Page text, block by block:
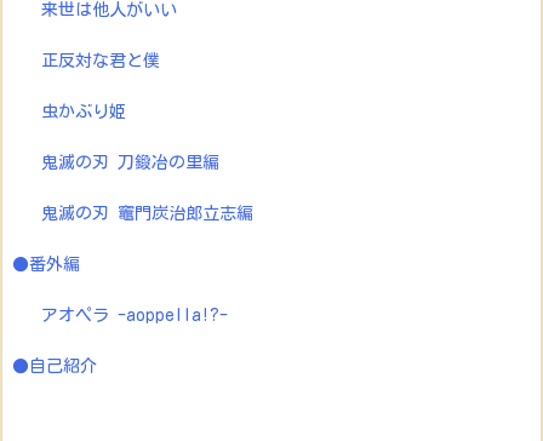
来世は他人がいい
正反対な君と僕
虫かぶり姫
鬼滅の刃 刀鍛冶の里編
鬼滅の刃 竈門炭治郎立志編
●番外編
アオペラ -aoppella!?-
●自己紹介